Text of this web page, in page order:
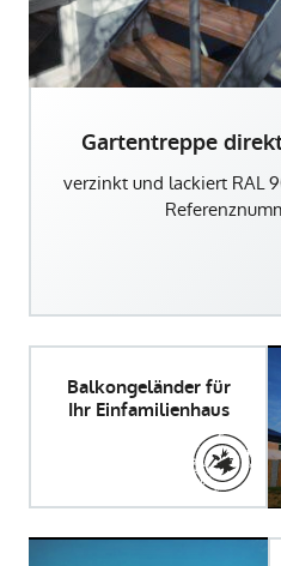
Gartentreppe
verzinkt und lackiert RAL
Balkongeländer für
Ihr Einfamilienhaus